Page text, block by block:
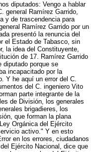
diputados: Vengo a hablar
general Ramírez Garrido,
y de trascendencia para
Ramírez Garrido por un
presentó la renuncia del
el Estado de Tabasco, sin
la idea del Constituyente,
de 17. Ramírez Garrido
diputado porque se
incapacitado por la
Y he aquí un error del C.
del C. ingeniero Vito
parte integrante de la
de División, los generales
brigadieres, los
que forman la plana
Orgánica del Ejército
activo." Y en esto
en los errores, ciudadanos
Ejército Nacional, dice que